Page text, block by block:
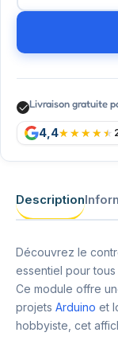
Livraison gratuite
4,4
Description
Découvrez le
essentiel pour
Ce module offre
projets Arduino et
hobbyiste, cet